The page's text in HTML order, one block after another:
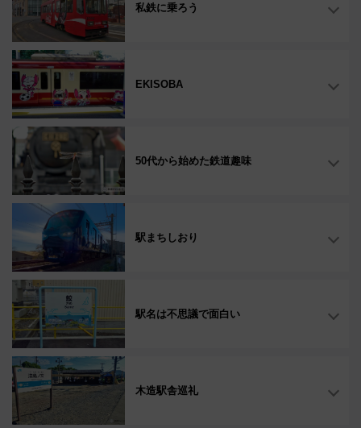
私鉄に乗ろう
EKISOBA
50代から始めた鉄道趣味
駅まちしおり
駅名は不思議で面白い
木造駅舎巡礼